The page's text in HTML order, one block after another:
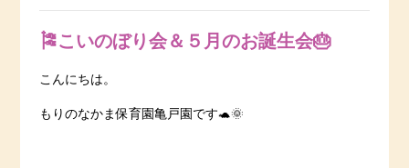
🎏こいのぼり会＆５月のお誕生会🎂
こんにちは。
もりのなかま保育園亀戸園です🐢🌞